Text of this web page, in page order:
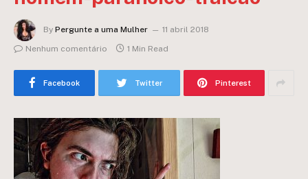
By Pergunte a uma Mulher
11 abril 2018
Nenhum comentário
1 Min Read
Facebook Twitter Pinterest